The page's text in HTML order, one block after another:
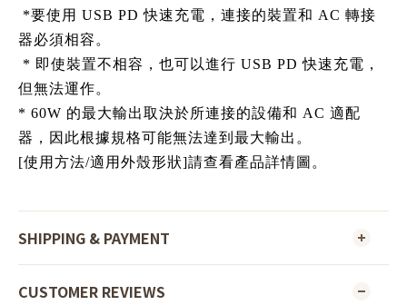
*要使用 USB PD 快速充電，連接的裝置和 AC 轉接
器必須相容。
* 即使裝置不相容，也可以進行 USB PD 快速充電，
但無法運作。
* 60W 的最大輸出取決於所連接的設備和 AC 適配
器，因此根據規格可能無法達到最大輸出。
[使用方法/適用外殼形狀]請查看產品詳情圖。
SHIPPING & PAYMENT
CUSTOMER REVIEWS